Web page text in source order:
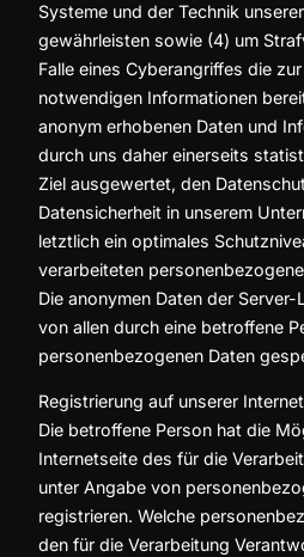
Systeme und der Technik
gewährleisten sowie (4) um
Falle eines Cyberangriffes die
notwendigen Informationen
anonym erhobenen Daten und
durch uns daher einerseits
Ziel ausgewertet, den
Datensicherheit in unserem
letztlich ein optimales
verarbeiteten
Die anonymen Daten der
von allen durch eine betroffene
personenbezogenen Daten
Registrierung auf unserer
Die betroffene Person hat die
Internetseite des für die
unter Angabe von
registrieren. Welche
den für die Verarbeitung